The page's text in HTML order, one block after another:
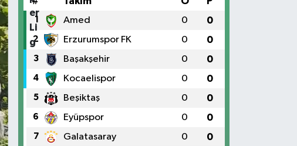
1 Amed 0 0
2 Erzurumspor FK 0 0
3 Başakşehir 0 0
4 Kocaelispor 0 0
5 Beşiktaş 0 0
6 Eyüpspor 0 0
7 Galatasaray 0 0